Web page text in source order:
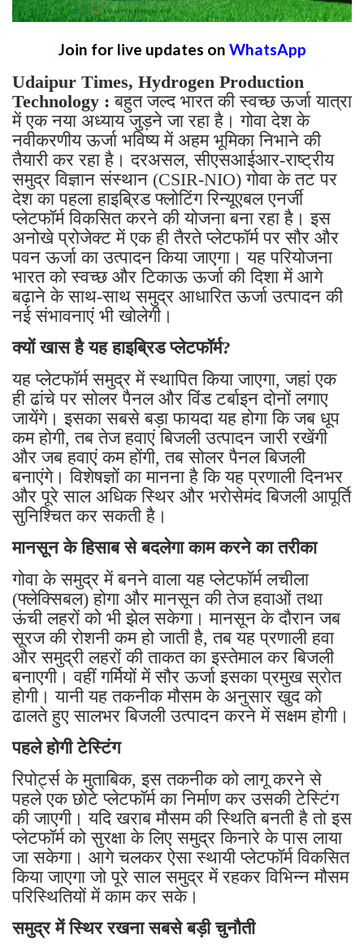
Join for live updates on WhatsApp
Udaipur Times, Hydrogen Production
Technology : बहुत जल्द भारत की स्वच्छ ऊर्जा यात्रा
में एक नया अध्याय जुड़ने जा रहा है। गोवा देश के
नवीकरणीय ऊर्जा भविष्य में अहम भूमिका निभाने की
तैयारी कर रहा है। दरअसल, सीएसआईआर-राष्ट्रीय
समुद्र विज्ञान संस्थान (CSIR-NIO) गोवा के तट पर
देश का पहला हाइब्रिड फ्लोटिंग रिन्यूएबल एनर्जी
प्लेटफॉर्म विकसित करने की योजना बना रहा है। इस
अनोखे प्रोजेक्ट में एक ही तैरते प्लेटफॉर्म पर सौर और
पवन ऊर्जा का उत्पादन किया जाएगा। यह परियोजना
भारत को स्वच्छ और टिकाऊ ऊर्जा की दिशा में आगे
बढ़ाने के साथ-साथ समुद्र आधारित ऊर्जा उत्पादन की
नई संभावनाएं भी खोलेगी।
क्यों खास है यह हाइब्रिड प्लेटफॉर्म?
यह प्लेटफॉर्म समुद्र में स्थापित किया जाएगा, जहां एक
ही ढांचे पर सोलर पैनल और विंड टर्बाइन दोनों लगाए
जायेंगे। इसका सबसे बड़ा फायदा यह होगा कि जब धूप
कम होगी, तब तेज हवाएं बिजली उत्पादन जारी रखेंगी
और जब हवाएं कम होंगी, तब सोलर पैनल बिजली
बनाएंगे। विशेषज्ञों का मानना है कि यह प्रणाली दिनभर
और पूरे साल अधिक स्थिर और भरोसेमंद बिजली आपूर्ति
सुनिश्चित कर सकती है।
मानसून के हिसाब से बदलेगा काम करने का तरीका
गोवा के समुद्र में बनने वाला यह प्लेटफॉर्म लचीला
(फ्लेक्सिबल) होगा और मानसून की तेज हवाओं तथा
ऊंची लहरों को भी झेल सकेगा। मानसून के दौरान जब
सूरज की रोशनी कम हो जाती है, तब यह प्रणाली हवा
और समुद्री लहरों की ताकत का इस्तेमाल कर बिजली
बनाएगी। वहीं गर्मियों में सौर ऊर्जा इसका प्रमुख स्रोत
होगी। यानी यह तकनीक मौसम के अनुसार खुद को
ढालते हुए सालभर बिजली उत्पादन करने में सक्षम होगी।
पहले होगी टेस्टिंग
रिपोर्ट्स के मुताबिक, इस तकनीक को लागू करने से
पहले एक छोटे प्लेटफॉर्म का निर्माण कर उसकी टेस्टिंग
की जाएगी। यदि खराब मौसम की स्थिति बनती है तो इस
प्लेटफॉर्म को सुरक्षा के लिए समुद्र किनारे के पास लाया
जा सकेगा। आगे चलकर ऐसा स्थायी प्लेटफॉर्म विकसित
किया जाएगा जो पूरे साल समुद्र में रहकर विभिन्न मौसम
परिस्थितियों में काम कर सके।
समुद्र में स्थिर रखना सबसे बड़ी चुनौती